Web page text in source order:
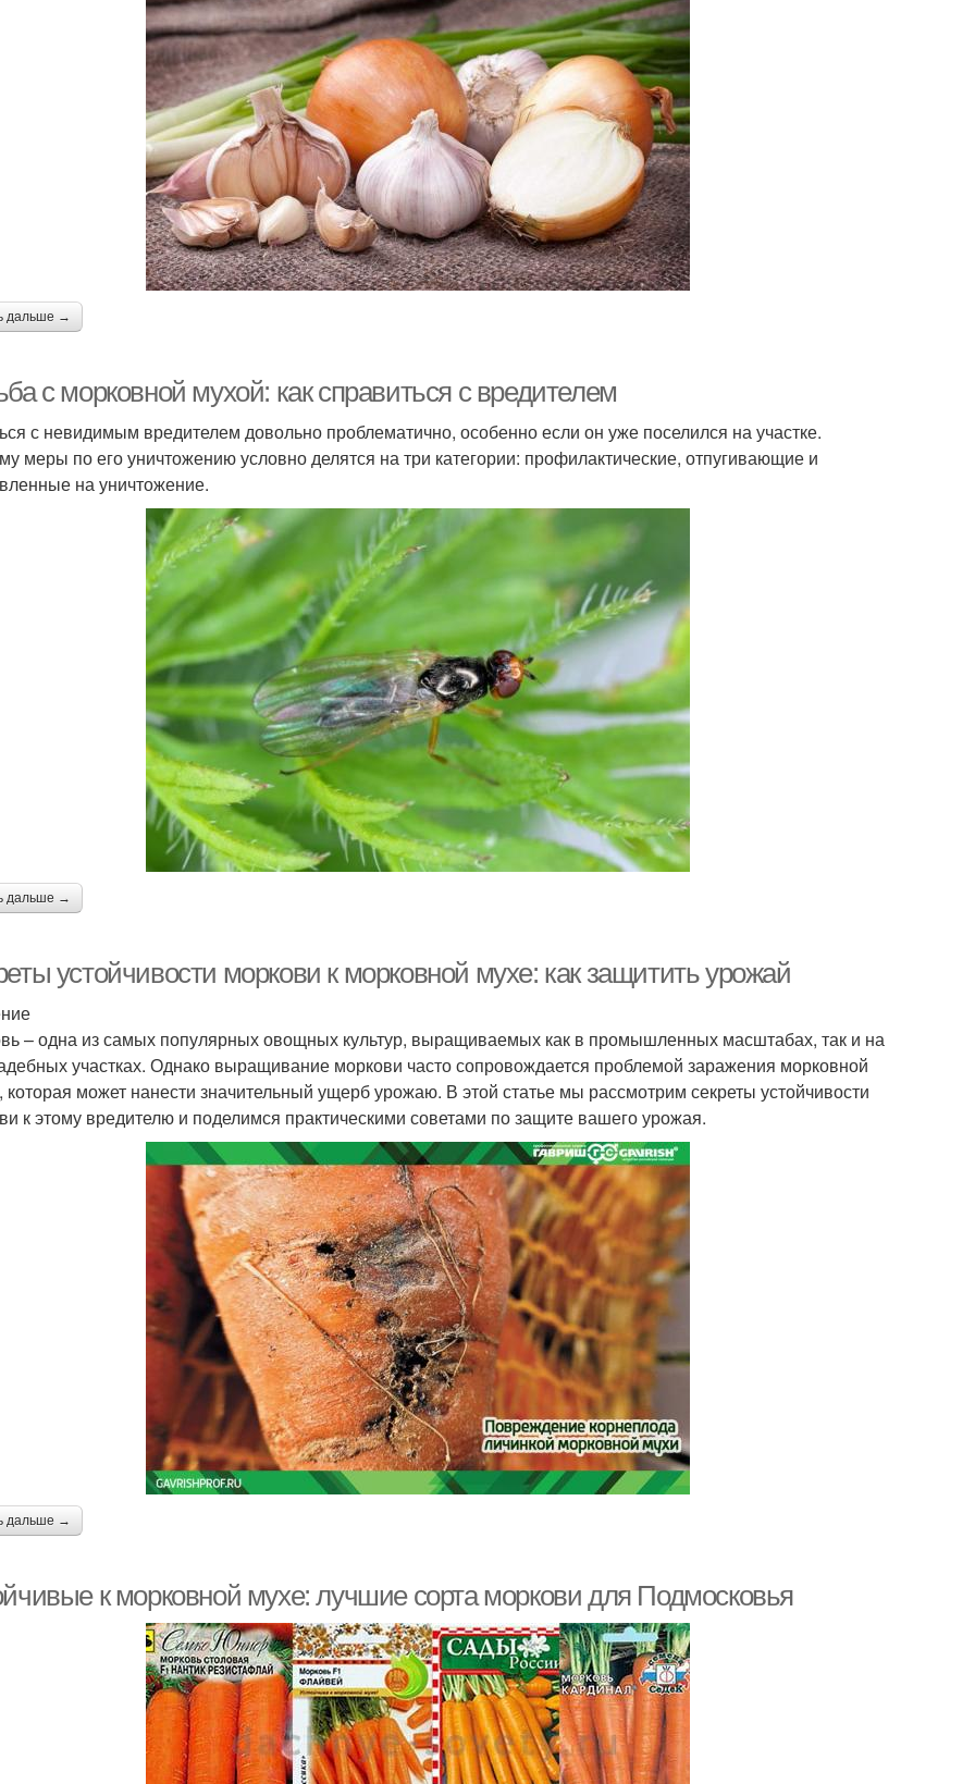
дальше →
с морковной мухой: как справиться с вредителем
с невидимым вредителем довольно проблематично, особенно если он уже поселился на участке.
меры по его уничтожению условно делятся на три категории: профилактические, отпугивающие и
на уничтожение.
дальше →
устойчивости моркови к морковной мухе: как защитить урожай
– одна из самых популярных овощных культур, выращиваемых как в промышленных масштабах, так и на
участках. Однако выращивание моркови часто сопровождается проблемой заражения морковной
которая может нанести значительный ущерб урожаю. В этой статье мы рассмотрим секреты устойчивости
к этому вредителю и поделимся практическими советами по защите вашего урожая.
дальше →
к морковной мухе: лучшие сорта моркови для Подмосковья